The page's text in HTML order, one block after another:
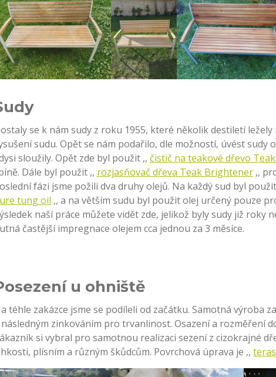
se k nám sudy z roku 1955, které několik destiletí
sudu. Opět se nám podařilo, dle možností, úvést sudy
sloužily. Opět zde byl použit ,, čistič na teakové dřevo
Dále byl použit ,, rozjasňovač dřeva Teak Brightener,,
fázi jsme požili dva druhy olejů. Na každý sud byl
tung oil ,, a na větším sudu byl použit olej určený pouze
naší práce můžete vidět zde, jelikož byly sudy již roky
častější impregnace olejem cca jednou za 3 měsíce.
u ohniště
téhle zakázce jsme se podíleli od začátku. Samotná výroba
zinkováním pro trvanlinost. Osazení a rozměření
si vybral pro samotnou realizaci sezení z cizokrajné
plísním a různým škůdcům. Povrchová úprava je ,,